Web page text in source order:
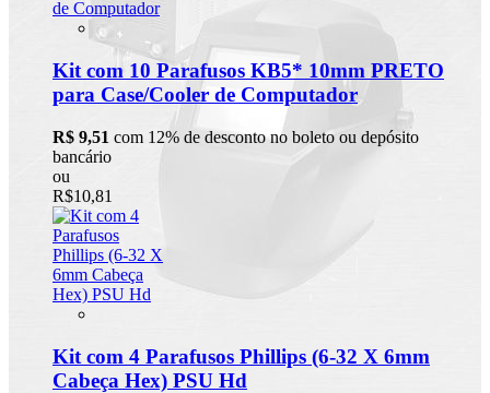
Kit com 10 Parafusos KB5* 10mm PRETO
para Case/Cooler de Computador
R$ 9,51 com 12% de desconto no boleto ou depósito
bancário
ou
R$10,81
Kit com 4 Parafusos Phillips (6-32 X 6mm
Cabeça Hex) PSU Hd